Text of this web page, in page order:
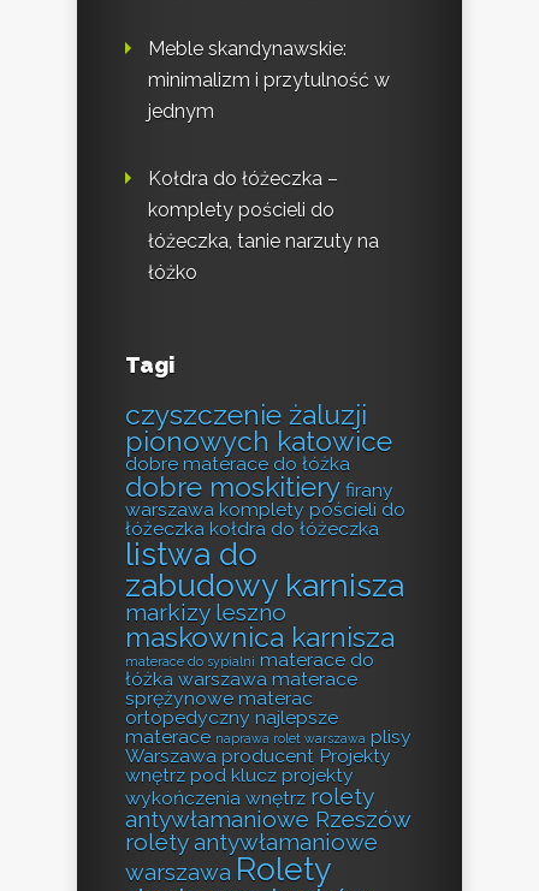
Meble skandynawskie:
minimalizm i przytulność w
jednym
Kołdra do łóżeczka –
komplety pościeli do
łóżeczka, tanie narzuty na
łóżko
Tagi
czyszczenie żaluzji
pionowych katowice
dobre materace do łóżka
dobre moskitiery firany
warszawa komplety pościeli do
łóżeczka kołdra do łóżeczka
listwa do
zabudowy karnisza
markizy leszno
maskownica karnisza
materace do sypialni materace do
łóżka warszawa materace
sprężynowe materac
ortopedyczny najlepsze
materace naprawa rolet warszawa plisy
Warszawa producent Projekty
wnętrz pod klucz projekty
wykończenia wnętrz rolety
antywłamaniowe Rzeszów
rolety antywłamaniowe
warszawa Rolety